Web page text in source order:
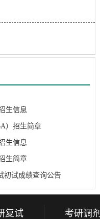
生信息
）招生简章
生信息
生简章
初试成绩查询公告
复试 考研调剂